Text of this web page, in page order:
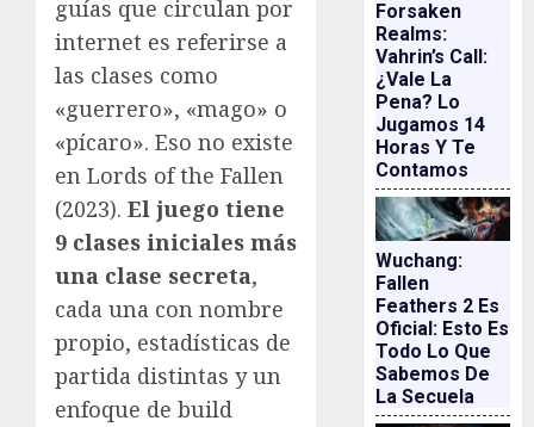
guías que circulan por
internet es referirse a
las clases como
«guerrero», «mago» o
«pícaro». Eso no existe
en Lords of the Fallen
(2023). El juego tiene
9 clases iniciales más
una clase secreta,
cada una con nombre
propio, estadísticas de
partida distintas y un
enfoque de build
Forsaken
Realms:
Vahrin’s Call:
¿vale La
Pena? Lo
Jugamos 14
Horas Y Te
Contamos
Wuchang:
Fallen
Feathers 2 Es
Oficial: Esto Es
Todo Lo Que
Sabemos De
La Secuela